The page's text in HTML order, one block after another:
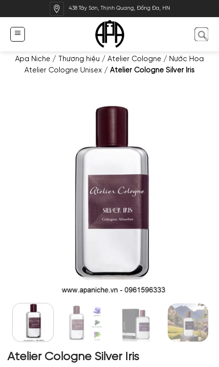
qua
dung
438 Tây Sơn, Thịnh Quang, Đống Đa, HN
Apa Niche / Thương hiệu / Atelier Cologne / Nước Hoa
Atelier Cologne Unisex / Atelier Cologne Silver Iris
Atelier Cologne Silver Iris